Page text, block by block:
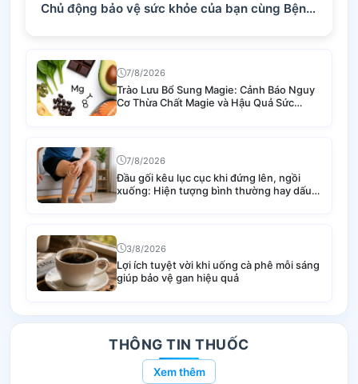
Chủ động bảo vệ sức khỏe của bạn cùng Bệnh
7/8/2026
Trào Lưu Bổ Sung Magie: Cảnh Báo Nguy
Cơ Thừa Chất Magie và Hậu Quả Sức
Khỏe
7/8/2026
Đầu gối kêu lục cục khi đứng lên, ngồi
xuống: Hiện tượng bình thường hay dấu
hiệu bệnh lý nguy hiểm?
3/8/2026
Lợi ích tuyệt vời khi uống cà phê mỗi sáng
giúp bảo vệ gan hiệu quả
THÔNG TIN THUỐC
Xem thêm